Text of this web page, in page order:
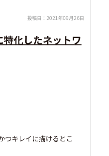
投稿日： 2021年09月26日
化したネットワ
つキレイに描けるとこ